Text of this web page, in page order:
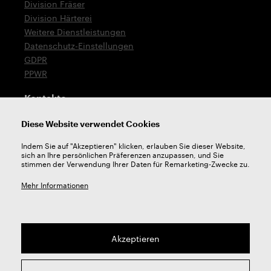
Division Fräser
Division Härterei
Weitere Dienstleistungen
Datenschutz-Einstellungen
GDPR
PPWR
Kontakte
T: +420 576 777 519
Technische Unterstützung
2026 © ZPS-FN a.s. | Alle rechte vorbehalten
Diese Website verwendet Cookies
Indem Sie auf "Akzeptieren" klicken, erlauben Sie dieser Website,
sich an Ihre persönlichen Präferenzen anzupassen, und Sie
stimmen der Verwendung Ihrer Daten für Remarketing-Zwecke zu.
Mehr Informationen
Akzeptieren